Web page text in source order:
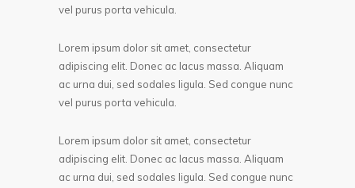
vel purus porta vehicula.
Lorem ipsum dolor sit amet, consectetur
adipiscing elit. Donec ac lacus massa. Aliquam
ac urna dui, sed sodales ligula. Sed congue nunc
vel purus porta vehicula.
Lorem ipsum dolor sit amet, consectetur
adipiscing elit. Donec ac lacus massa. Aliquam
ac urna dui, sed sodales ligula. Sed congue nunc